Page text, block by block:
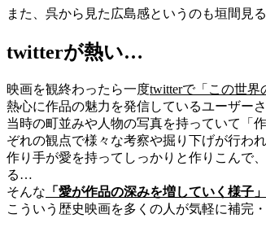
また、呉から見た広島感というのも垣間見
twitterが熱い…
映画を観終わったら一度twitterで「この世界
熱心に作品の魅力を発信しているユーザー
当時の町並みや人物の写真を持っていて「
ぞれの観点で様々な考察や掘り下げが行わ
作り手が愛を持ってしっかりと作りこんで
る…
そんな 「愛が作品の深みを増していく様子」
こういう歴史映画を多くの人が気軽に補完